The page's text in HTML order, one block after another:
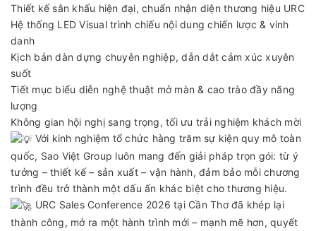
Thiết kế sân khấu hiện đại, chuẩn nhận diện thương hiệu URC
Hệ thống LED Visual trình chiếu nội dung chiến lược & vinh
danh
Kịch bản dàn dựng chuyên nghiệp, dẫn dắt cảm xúc xuyên
suốt
Tiết mục biểu diễn nghệ thuật mở màn & cao trào đầy năng
lượng
Không gian hội nghị sang trọng, tối ưu trải nghiệm khách mời
Với kinh nghiệm tổ chức hàng trăm sự kiện quy mô toàn
quốc, Sao Việt Group luôn mang đến giải pháp trọn gói: từ ý
tưởng – thiết kế – sản xuất – vận hành, đảm bảo mỗi chương
trình đều trở thành một dấu ấn khác biệt cho thương hiệu.
URC Sales Conference 2026 tại Cần Thơ đã khép lại
thành công, mở ra một hành trình mới – mạnh mẽ hơn, quyết